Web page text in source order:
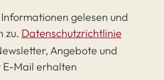
gelesen und
zu. Datenschutzrichtlinie
Angebote und
Mail erhalten